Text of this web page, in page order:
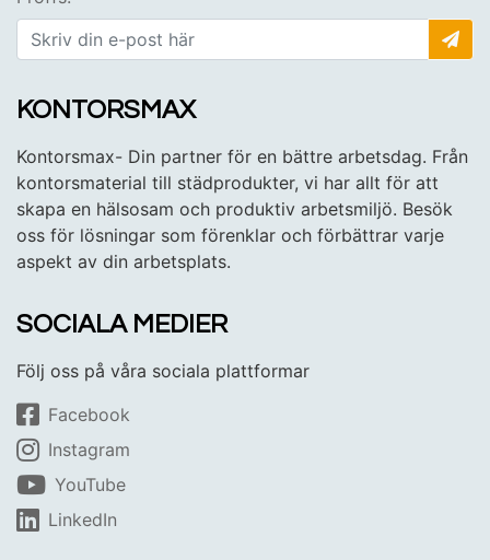
KONTORSMAX
Kontorsmax- Din partner för en bättre arbetsdag. Från
kontorsmaterial till städprodukter, vi har allt för att
skapa en hälsosam och produktiv arbetsmiljö. Besök
oss för lösningar som förenklar och förbättrar varje
aspekt av din arbetsplats.
SOCIALA MEDIER
Följ oss på våra sociala plattformar
Facebook
Instagram
YouTube
LinkedIn